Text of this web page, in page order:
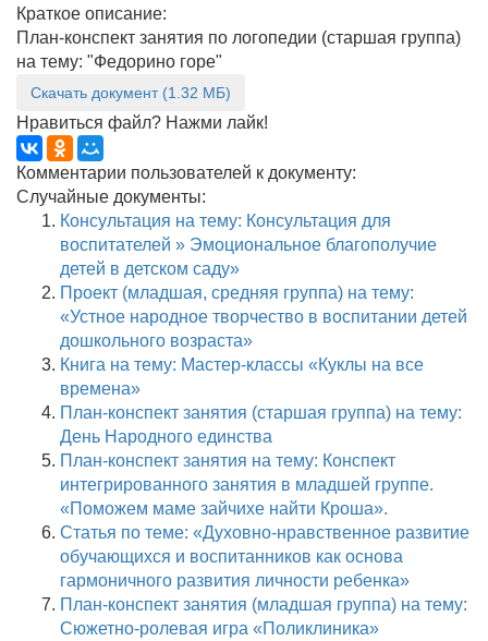
Краткое описание:
План-конспект занятия по логопедии (старшая группа)
на тему: "Федорино горе"
Скачать документ (1.32 МБ)
Нравиться файл? Нажми лайк!
Комментарии пользователей к документу:
Случайные документы:
Консультация на тему: Консультация для
воспитателей » Эмоциональное благополучие
детей в детском саду»
Проект (младшая, средняя группа) на тему:
«Устное народное творчество в воспитании детей
дошкольного возраста»
Книга на тему: Мастер-классы «Куклы на все
времена»
План-конспект занятия (старшая группа) на тему:
День Народного единства
План-конспект занятия на тему: Конспект
интегрированного занятия в младшей группе.
«Поможем маме зайчихе найти Кроша».
Статья по теме: «Духовно-нравственное развитие
обучающихся и воспитанников как основа
гармоничного развития личности ребенка»
План-конспект занятия (младшая группа) на тему:
Сюжетно-ролевая игра «Поликлиника»